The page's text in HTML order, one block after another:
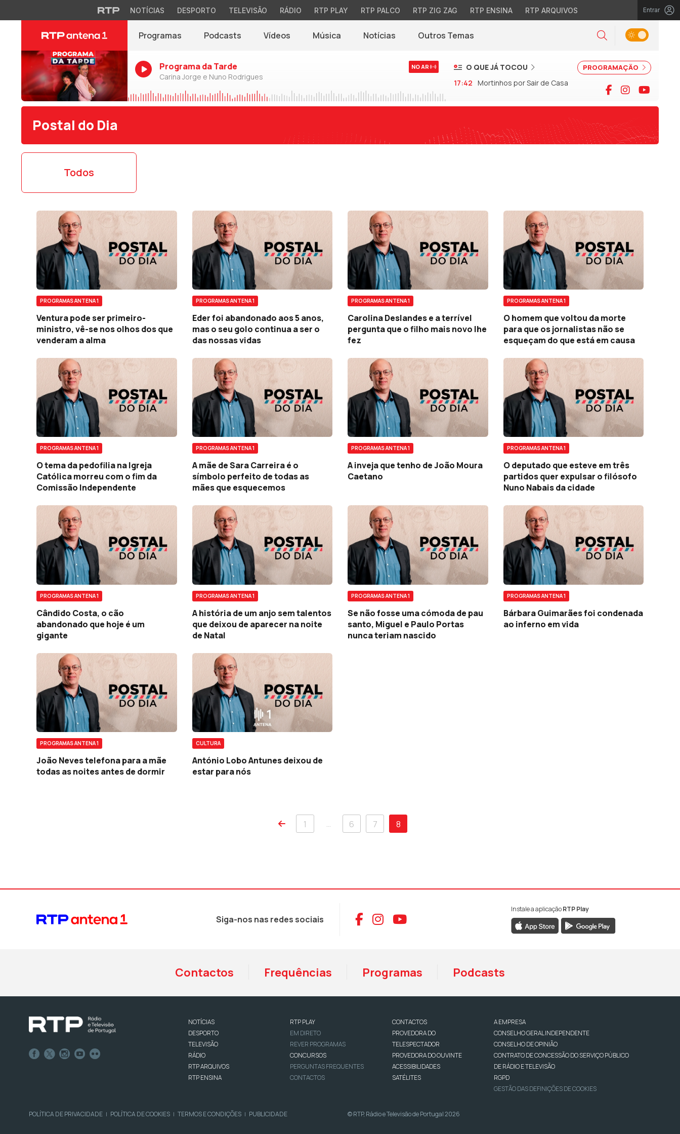
NOTÍCIAS DESPORTO TELEVISÃO RÁDIO RTP PLAY RTP PALCO RTP ZIG ZAG RTP ENSINA RTP ARQUIVOS Entrar
Programas Podcasts Vídeos Música Notícias(abre em nova janela)
Outros Temas Pesquisar
Alternar tema
Programa da Tarde
Carina Jorge e Nuno Rodrigues
NO AR PROGRAMAÇÃO
O QUE JÁ TOCOU
17:42 Mortinhos por Sair de Casa Facebook
Instagram
Postal do Dia
Todos
PROGRAMAS ANTENA 1
Ventura pode ser primeiro-
ministro, vê-se nos olhos dos que
venderam a alma
PROGRAMAS ANTENA 1
Eder foi abandonado aos 5 anos,
mas o seu golo continua a ser o
das nossas vidas
PROGRAMAS ANTENA 1
Carolina Deslandes e a terrível
pergunta que o filho mais novo lhe
fez
PROGRAMAS ANTENA 1
O homem que voltou da morte
para que os jornalistas não se
esqueçam do que está em causa
PROGRAMAS ANTENA 1
O tema da pedofilia na Igreja
Católica morreu com o fim da
Comissão Independente
PROGRAMAS ANTENA 1
A mãe de Sara Carreira é o
símbolo perfeito de todas as
mães que esquecemos
PROGRAMAS ANTENA 1
A inveja que tenho de João Moura
Caetano
PROGRAMAS ANTENA 1
O deputado que esteve em três
partidos quer expulsar o filósofo
Nuno Nabais da cidade
PROGRAMAS ANTENA 1
Cândido Costa, o cão
abandonado que hoje é um
gigante
PROGRAMAS ANTENA 1
A história de um anjo sem talentos
que deixou de aparecer na noite
de Natal
PROGRAMAS ANTENA 1
Se não fosse uma cómoda de pau
santo, Miguel e Paulo Portas
nunca teriam nascido
PROGRAMAS ANTENA 1
Bárbara Guimarães foi condenada
ao inferno em vida
PROGRAMAS ANTENA 1
João Neves telefona para a mãe
todas as noites antes de dormir
CULTURA
António Lobo Antunes deixou de
estar para nós
1 … 6 7 8
Siga-nos nas redes sociais Aceder ao Facebook da RTP Antena 1
Aceder ao Instagram da RTP Antena 1
Aceder ao YouTube da RTP Antena 1
Instale a aplicaçãoRTP Play
Contactos Frequências Programas Podcasts
NOTÍCIAS
DESPORTO
TELEVISÃO
RÁDIO
RTP ARQUIVOS
RTP ENSINA
RTP PLAY
EM DIRETO
REVER PROGRAMAS
CONCURSOS
PERGUNTAS FREQUENTES
CONTACTOS
CONTACTOS
PROVEDORA DO
TELESPECTADOR
PROVEDORA DO OUVINTE
ACESSIBILIDADES
SATÉLITES
A EMPRESA
CONSELHO GERAL INDEPENDENTE
CONSELHO DE OPINIÃO
CONTRATO DE CONCESSÃO DO SERVIÇO PÚBLICO
DE RÁDIO E TELEVISÃO
RGPD
GESTÃO DAS DEFINIÇÕES DE COOKIES
POLÍTICA DE PRIVACIDADE | POLÍTICA DE COOKIES | TERMOS E CONDIÇÕES | PUBLICIDADE © RTP, Rádio e Televisão de Portugal 2026